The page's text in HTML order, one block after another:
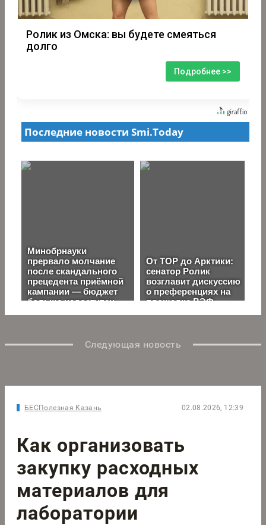
Ролик из Омска: вы будете смеяться
долго
Подробнее >>
Следующая новость
БЕСПолезная Казань 02.08.2026, 12:39
Как организовать
закупку расходных
материалов для
лаборатории